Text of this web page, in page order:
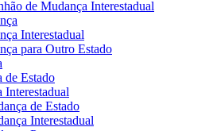
de Mudança Interestadual
Interestadual
para Outro Estado
de Estado
Interestadual
de Estado
Interestadual